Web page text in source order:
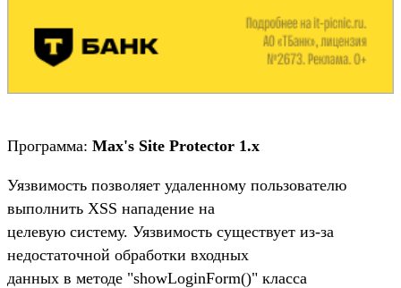
Программа: Max's Site Protector 1.x
Уязвимость позволяет удаленному пользователю
выполнить XSS нападение на
целевую систему. Уязвимость существует из-за
недостаточной обработки входных
данных в методе "showLoginForm()" класса